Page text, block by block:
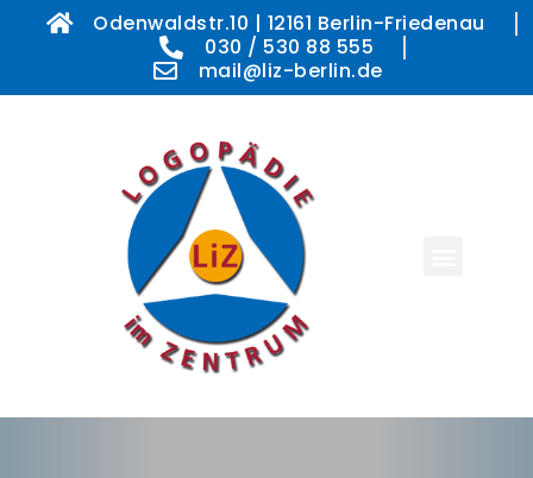
Odenwaldstr.10 | 12161 Berlin-Friedenau
030 / 530 88 555
mail@liz-berlin.de